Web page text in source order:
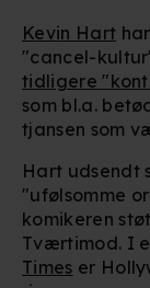
Kevin Hart
"cancel-
tidligere
som bl.a.
tjansen som
Hart udsendt
"ufølsomme
komikeren
Tværtimod. I
Times er